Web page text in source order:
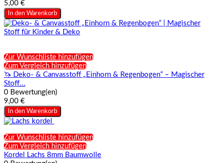
5,00 €
In den Warenkorb
Zur Wunschliste hinzufügen
Zum Vergleich hinzufügen
🦄 Deko- & Canvasstoff „Einhorn & Regenbogen“ – Magischer
Stoff...
0 Bewertung(en)
9,00 €
In den Warenkorb
Zur Wunschliste hinzufügen
Zum Vergleich hinzufügen
Kordel Lachs 8mm Baumwolle